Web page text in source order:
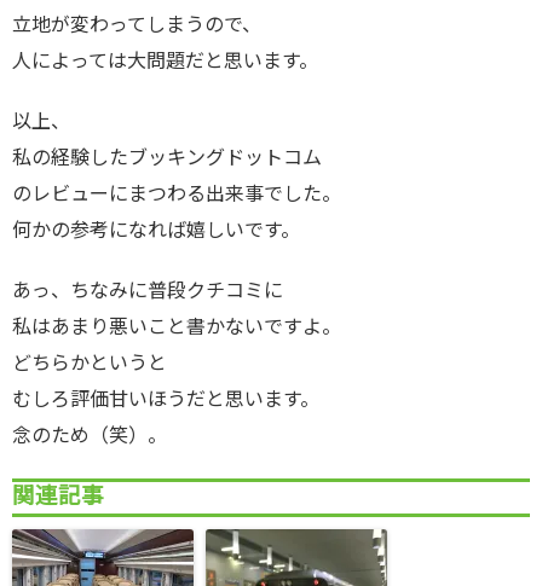
立地が変わってしまうので、
人によっては大問題だと思います。
以上、
私の経験したブッキングドットコム
のレビューにまつわる出来事でした。
何かの参考になれば嬉しいです。
あっ、ちなみに普段クチコミに
私はあまり悪いこと書かないですよ。
どちらかというと
むしろ評価甘いほうだと思います。
念のため（笑）。
関連記事